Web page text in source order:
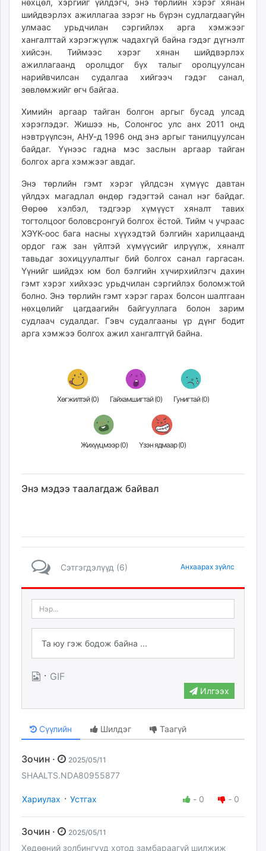
нөхцөл, хэргийг үйлдэгч, энэ төрлийн хэрэг хянан
шийдвэрлэх ажиллагаа зэрэг нь бүрэн судлагдаагүйн
улмаас урьдчилан сэргийлэх арга хэмжээг
хангалттай хэрэгжүүлж чадахгүй байна гэдэг дүгнэлт
хийсэн. Тиймээс хэрэг хянан шийдвэрлэх
ажиллагаанд оролцдог бүх талыг оролцуулсан
нарийвчилсан судалгаа хийгээч гэдэг санал,
зөвлөмжийг өгч байгаа.
Химийн аргаар тайган болгон аргыг бусад улсад
хэрэглэдэг. Жишээ нь, Солонгос улс анх 2011 онд
нэвтрүүлсэн, АНУ-д 1996 онд энэ аргыг танилцуулсан
байдаг. Үүнээс гадна мэс заслын аргаар тайган
болгох арга хэмжээг авдаг.
Энэ төрлийн гэмт хэрэг үйлдсэн хүмүүс давтан
үйлдэх магадлал өндөр гэдэгтэй санал нэг байдаг.
Өөрөө хэлбэл, тэдгээр хүмүүст хяналт тавих
тогтолцоог боловсронгуй болгох ёстой. Тийм ч учраас
ХЭҮК-оос бага насны хүүхэдтэй бэлгийн харилцаанд
ордог гаж зан үйлтэй хүмүүсийг илрүүлж, хяналт
тавьдаг зохицуулалтыг бий болгох санал гаргасан.
Үүнийг шийдэх юм бол бэлгийн хүчирхийлэгч дахин
гэмт хэрэг хийхээс урьдчилан сэргийлэх боломжтой
болно. Энэ төрлийн гэмт хэрэг гарах болсон шалтгаан
нөхцөлийг цагдаагийн байгууллага болон зарим
судлаач судалдаг. Гэвч судалгааны үр дүнг бодит
арга хэмжээ болгох ажил хангалтгүй байна.
Хөгжилтэй (0) Гайхамшигтай (0) Гунигтай (0)
Жихүүцмээр (0) Үзэн ядмаар (0)
Энэ мэдээ таалагдаж байвал
Сэтгэгдэлүүд (6) Анхаарах зүйлс
· GIF
Илгээх
Сүүлийн Шилдэг Таагүй
Зочин · 2025/05/11
SHAALTS.NDA80955877
Хариулах · Устгах - 0 - 0
Зочин · 2025/05/11
Хөдөөний золбингууд хотод замбараагүй шилжиж